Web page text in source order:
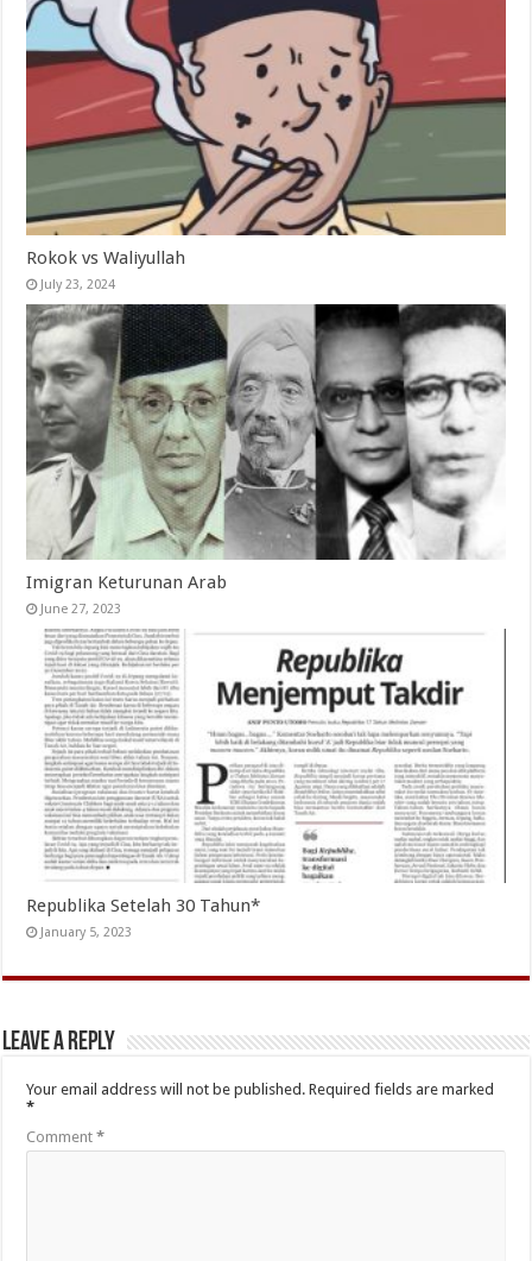
Rokok vs Waliyullah
July 23, 2024
Imigran Keturunan Arab
June 27, 2023
Republika Setelah 30 Tahun*
January 5, 2023
Leave a Reply
Your email address will not be published. Required fields are marked
*
Comment*